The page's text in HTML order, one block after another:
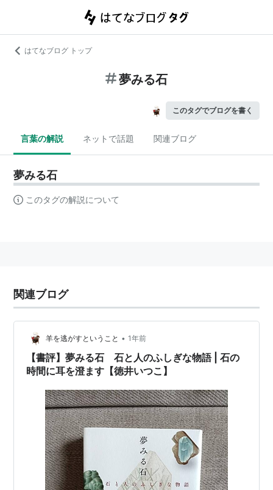
はてなブログ トップ
夢みる石
このタグでブログを書く
言葉の解説 ネットで話題 関連ブログ
夢みる石
このタグの解説について
関連ブログ
羊を逃がすということ • 1年前
【書評】夢みる石 石と人のふしぎな物語 | 石の
時間に耳を澄ます【徳井いつこ】